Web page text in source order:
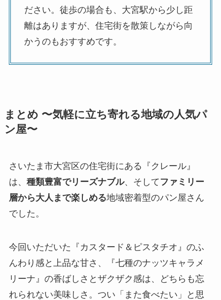
ださい。徒歩の場合も、大宮駅から少し距
離はありますが、住宅街を散策しながら向
かうのもおすすめです。
まとめ 〜気軽に立ち寄れる地域の人気パ
ン屋〜
さいたま市大宮区の住宅街にある『クレール』
は、 種類豊富でリーズナブル、そして ファミリー
層から大人まで楽しめる地域密着型のパン屋さん
でした。
今回いただいた『カスタード＆ピスタチオ』のふ
んわり感と上品な甘さ、『七種のナッツキャラメ
リーナ』の香ばしさとザクザク感は、どちらも忘
れられない美味しさ。つい「また食べたい」と思